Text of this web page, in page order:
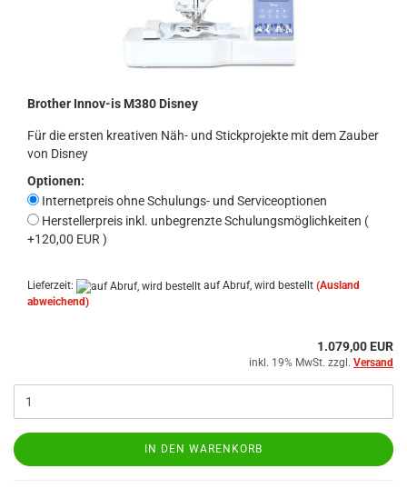
Brother Innov-is M380 Disney
Für die ersten kreativen Näh- und Stickprojekte mit dem Zauber
von Disney
Optionen:
Internetpreis ohne Schulungs- und Serviceoptionen
Herstellerpreis inkl. unbegrenzte Schulungsmöglichkeiten (
+120,00 EUR )
Lieferzeit: auf Abruf, wird bestellt (Ausland
abweichend)
1.079,00 EUR
inkl. 19% MwSt. zzgl. Versand
IN DEN WARENKORB